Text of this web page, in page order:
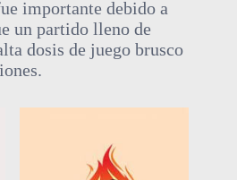
importante debido a
un partido lleno de
dosis de juego brusco